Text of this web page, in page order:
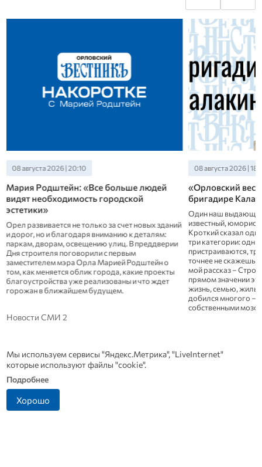
08 августа 2026 | 20:10
Мария Родштейн: «Все больше людей
видят необходимость городской
эстетики»
Орел развивается не только за счет новых зданий
и дорог, но и благодаря вниманию к деталям:
паркам, дворам, освещению улиц. В преддверии
Дня строителя поговорили с первым
заместителем мэра Орла Марией Родштейн о
том, как меняется облик города, какие проекты
благоустройства уже реализованы и что ждет
горожан в ближайшем будущем.
08 августа 2026 |
«Орловский
бригадире
Один наш
известный,
Кроткий сказал
три категории: одни
пристраиваются,
точнее не скажешь.
мой рассказ –
прямом значении
жизнь, семью,
добился многого –
собственными
Новости СМИ 2
Мы используем сервисы "Яндекс.Метрика", "LiveInternet"
которые используют файлы "cookie".
Подробнее
Хорошо